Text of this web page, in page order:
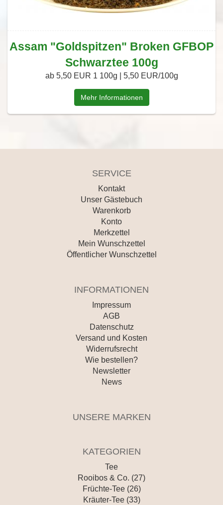
Assam "Goldspitzen" Broken GFBOP
Schwarztee 100g
ab 5,50 EUR 1 100g | 5,50 EUR/100g
Mehr Informationen
SERVICE
Kontakt
Unser Gästebuch
Warenkorb
Konto
Merkzettel
Mein Wunschzettel
Öffentlicher Wunschzettel
INFORMATIONEN
Impressum
AGB
Datenschutz
Versand und Kosten
Widerrufsrecht
Wie bestellen?
Newsletter
News
UNSERE MARKEN
KATEGORIEN
Tee
Rooibos & Co. (27)
Früchte-Tee (26)
Kräuter-Tee (33)